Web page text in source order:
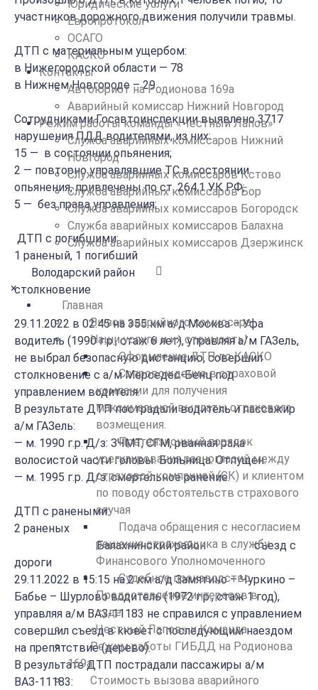
Юридические услуги
Европротокол
ОСАГО
КАСКО
Контакты
Автоюрист на Родионова 169а
Аварийный комиссар Нижний Новгород
Режим работы команды «Честный Лапов»
Служба аварийных комиссаров Нижний
Новгород
Служба аварийных комиссаров Кстово
Служба аварийных комиссаров Бор
Служба аварийных комиссаров Богородск
Служба аварийных комиссаров Балахна
Служба аварийных комиссаров Дзержинск
×
Главная
Вызов аварийного комиссара
Наши услуги и их стоимость!
Оформление ДТП по КАСКО
Сопровождение в страховой
компании для получения
максимальной выплаты страхового
возмещения.
Претензионный порядок
урегулирования разногласий между
страховой компанией (СК) и клиентом
по поводу обстоятельств страхового
случая
Подача обращения с несогласием
решения страховщика в службу
Финансового Уполномоченного
Судебное производство.
Предоставление интересов в
суде
«Честный Лапов» и Команда
Режим работы ГИБДД на Родионова
169а
Стоимость вызова аварийного
участников дорожного движения получили травмы.
ДТП с материальным ущербом:
в Нижегородской области — 78
в Нижнем Новгороде – 29
Сотрудниками Госавтоинспекции выявлено 3717
нарушения ПДД водителями, из них:
15 — в состоянии опьянения;
2 — повторно управлявшие ТС в состоянии
опьянения, привлечены по ст. 264.1 УК РФ;
5 — без права управления;
ДТП с погибшими:
1 раненый, 1 погибший
Володарский район
столкновение
29.11.2022 в 02:45 на 355 км а/д Москва – Уфа
водитель (1990 г.р., стаж 6 лет), управляя а/м ГАЗель,
не выбрал безопасную дистанцию, совершил
столкновение с а/м Мерседес-Бенц под
управлением водителя.
В результате ДТП пострадали водитель и пассажир
а/м ГАЗель:
— м. 1990 г.р. Д/з: ЗЧМТ, СГМ, рванная рана
волосистой части головы. Больница. Отпущен.
— м. 1995 г.р. Д/з: смертельное ранение.
ДТП с ранеными:
2 раненых
Балахнинский район съезд с
дороги
29.11.2022 в 15:15 на 2 км а/д Замятино – Чуркино –
Бабье – Шурлово водитель (1972 г.р., стаж 1 год),
управляя а/м ВАЗ-11183 не справился с управлением
совершил съезд в кювет с последующим наездом
на препятствие (дерево).
В результате ДТП пострадали пассажиры а/м
ВАЗ-11183: